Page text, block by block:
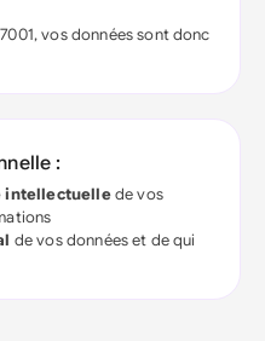
vos données sont donc
:
intellectuellede vos
de vos données et de qui